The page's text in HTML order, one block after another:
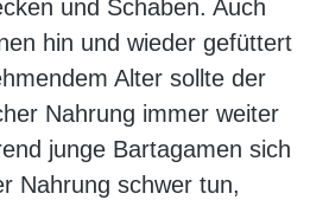
und Schaben. Auch
hin und wieder gefüttert
Alter sollte der
Nahrung immer weiter
junge Bartagamen sich
Nahrung schwer tun,